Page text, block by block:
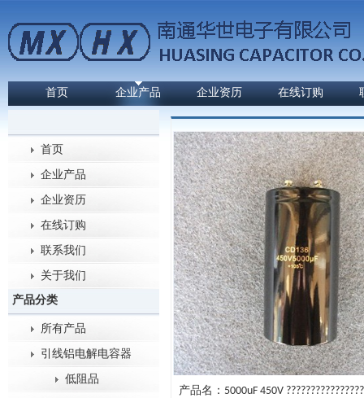
首页 企业产品 企业资历 在线订购
首页
企业产品
企业资历
在线订购
联系我们
关于我们
产品分类
所有产品
引线铝电解电容器
低阻品
产品名：5000uF 450V